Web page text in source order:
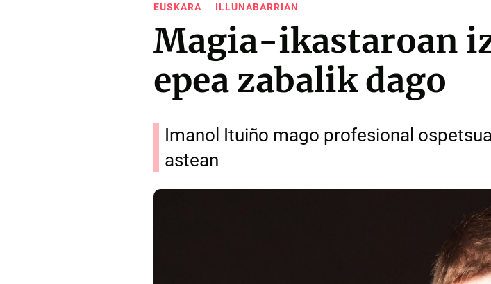
EUSKARA ILLUNABARRIAN
Magia-ikastaroan
epea zabalik dago
Imanol Ituiño mago profesional
astean